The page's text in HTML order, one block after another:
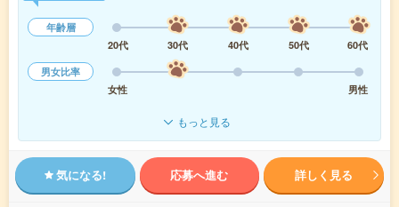
年齢層
20代
30代 40代 50代
60代
男女比率
女性
男性
もっと見る
気になる! 応募へ進む 詳しく見る